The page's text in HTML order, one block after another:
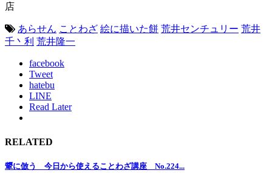
店
あらせん ことわざ 絵に描いた餅 荒井センチュリー 荒井
千丶利 荒井隆一
facebook
Tweet
hatebu
LINE
Read Later
RELATED
顰に倣う 今日から使えることわざ講座 No.224...